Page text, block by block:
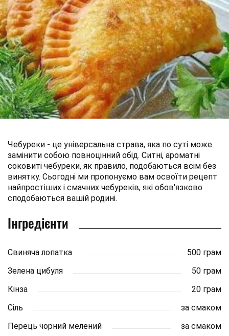
Чебуреки - це універсальна страва, яка по суті може
замінити собою повноцінний обід. Ситні, ароматні
соковиті чебуреки, як правило, подобаються всім без
винятку. Сьогодні ми пропонуємо вам освоїти рецепт
найпростіших і смачних чебуреків, які обов'язково
сподобаються вашій родині.
Інгредієнти
Свиняча лопатка
500 грам
Зелена цибуля
50 грам
Кінза
20 грам
Сіль
за смаком
Перець чорний мелений
за смаком